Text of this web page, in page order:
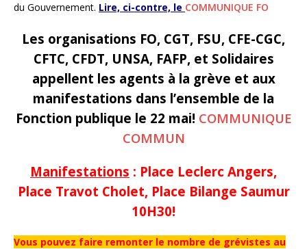
du Gouvernement. Lire, ci-contre, le COMMUNIQUE FO
Les organisations FO, CGT, FSU, CFE-CGC,
CFTC, CFDT, UNSA, FAFP, et Solidaires
appellent les agents à la grève et aux
manifestations dans l’ensemble de la
Fonction publique le 22 mai! COMMUNIQUE
COMMUN
Manifestations : Place Leclerc Angers,
Place Travot Cholet, Place Bilange Saumur
10H30!
Vous pouvez faire remonter le nombre de grévistes au